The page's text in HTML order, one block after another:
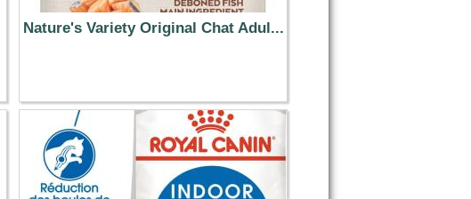
Nature's Variety Original Chat Adul...
45.99 €